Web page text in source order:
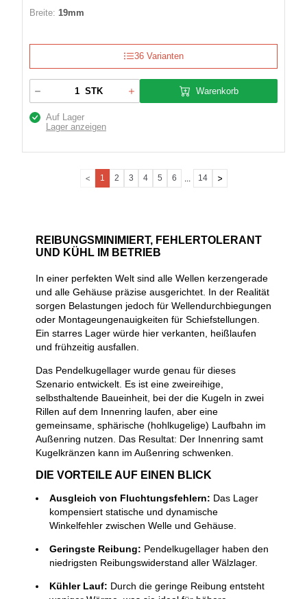
Breite: 19mm
36 Varianten
STK Warenkorb
Auf Lager
Lager anzeigen
1 2 3 4 5 6 ... 14
REIBUNGSMINIMIERT, FEHLERTOLERANT
UND KÜHL IM BETRIEB
In einer perfekten Welt sind alle Wellen kerzengerade
und alle Gehäuse präzise ausgerichtet. In der Realität
sorgen Belastungen jedoch für Wellendurchbiegungen
oder Montageungenauigkeiten für Schiefstellungen.
Ein starres Lager würde hier verkanten, heißlaufen
und frühzeitig ausfallen.
Das Pendelkugellager wurde genau für dieses
Szenario entwickelt. Es ist eine zweireihige,
selbsthaltende Baueinheit, bei der die Kugeln in zwei
Rillen auf dem Innenring laufen, aber eine
gemeinsame, sphärische (hohlkugelige) Laufbahn im
Außenring nutzen. Das Resultat: Der Innenring samt
Kugelkränzen kann im Außenring schwenken.
DIE VORTEILE AUF EINEN BLICK
Ausgleich von Fluchtungsfehlern: Das Lager
kompensiert statische und dynamische
Winkelfehler zwischen Welle und Gehäuse.
Geringste Reibung: Pendelkugellager haben den
niedrigsten Reibungswiderstand aller Wälzlager.
Kühler Lauf: Durch die geringe Reibung entsteht